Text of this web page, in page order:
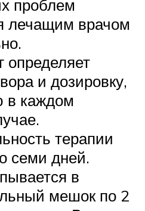
проблем
лечащим врачом
и дозировку,
в каждом
терапии
семи дней.
в
мешок по 2